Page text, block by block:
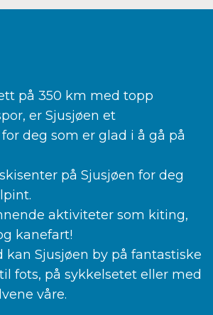
på 350 km med topp
er Sjusjøen et
deg som er glad i å gå på
på Sjusjøen for deg
aktiviteter som kiting,
kanefart!
kan Sjusjøen by på fantastiske
fots, på sykkelsetet eller med
våre.